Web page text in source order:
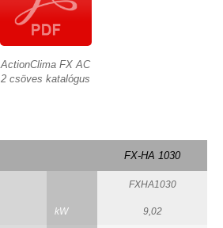
ActionClima FX AC
2 csöves katalógus
FX-HA 1030
FXHA1030
kW 9,02